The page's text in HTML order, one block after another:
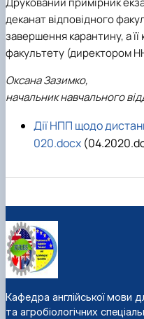
деканат відповідного
завершення карантину, а її
факультету (директором
Оксана Зазимко,
начальник навчального
Дії НПП щодо
020.docx
Кафедра англійської мови
та агробіологічних